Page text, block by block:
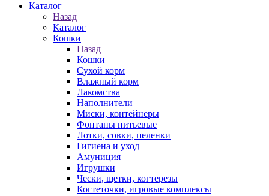
Каталог
Назад
Каталог
Кошки
Назад
Кошки
Сухой корм
Влажный корм
Лакомства
Наполнители
Миски, контейнеры
Фонтаны питьевые
Лотки, совки, пеленки
Гигиена и уход
Амуниция
Игрушки
Чески, щетки, когтерезы
Когтеточки, игровые комплексы